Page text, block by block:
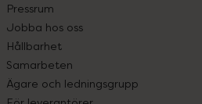
Pressrum
Jobba hos oss
Hållbarhet
Samarbeten
Ägare och ledningsgrupp